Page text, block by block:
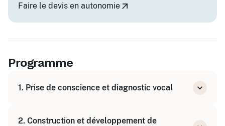
Faire le devis en autonomie
Programme
1. Prise de conscience et diagnostic vocal
Réaliser un diagnostic vocal personnalisé
2. Construction et développement de